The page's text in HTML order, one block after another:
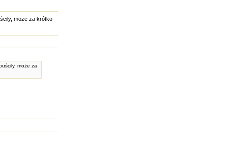
może za krótko
może za